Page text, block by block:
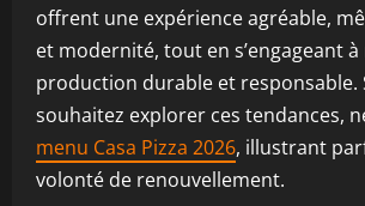
offrent une expérience agréable,
et modernité, tout en s’engageant
production durable et responsable.
souhaitez explorer ces tendances,
menu Casa Pizza 2026, illustrant
volonté de renouvellement.